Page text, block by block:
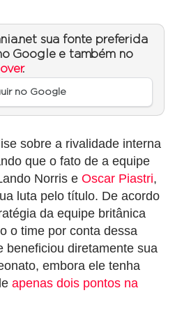
sua fonte preferida
Google e também no
.
no Google
sobre a rivalidade interna
que o fato de a equipe
Norris e Oscar Piastri,
luta pelo título. De acordo
da equipe britânica
o time por conta dessa
beneficiou diretamente sua
embora ele tenha
apenas dois pontos na